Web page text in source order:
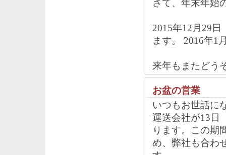
さて、年末年始
2015年12月29
ます。 2016年1
来年もまたどう
お盆の営業
いつもお世話に
運送会社が13日
ります。この期
め、弊社も合わ